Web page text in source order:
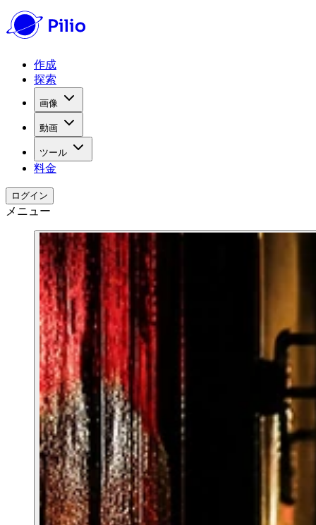
作成
探索
画像
動画
ツール
料金
ログイン
メニュー